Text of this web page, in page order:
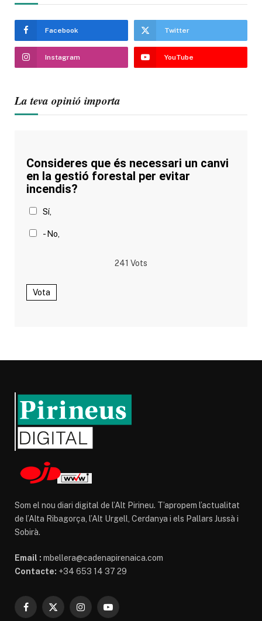
Facebook Twitter
Instagram YouTube
La teva opinió importa
Consideres que és necessari un canvi
en la gestió forestal per evitar
incendis?
Sí,
- No,
241 Vots
Vota
Som el nou diari digital de l’Alt Pirineu. T’apropem l’actualitat
de l’Alta Ribagorça, l’Alt Urgell, Cerdanya i els Pallars Jussà i
Sobirà.
Email : mbellera@cadenapirenaica.com
Contacte: +34 653 14 37 29
Facebook
X
InstagramYouTube